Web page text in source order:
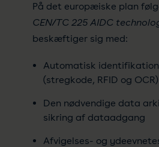
På det europæiske plan
CEN/TC 225 AIDC
beskæftiger sig med:
Automatisk
(stregkode, RFID og OCR)
Den nødvendige data
sikring af dataadgang
Afvigelses- og